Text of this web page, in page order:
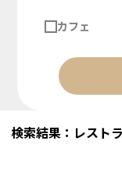
カフェ
検索結果：レスト